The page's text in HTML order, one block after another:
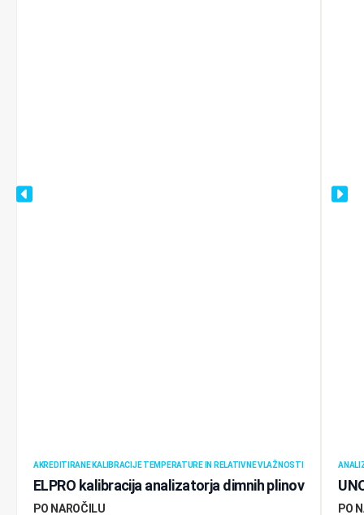
AKREDITIRANE KALIBRACIJE TEMPERATURE IN RELATIVNE VLAŽNOSTI
ELPRO kalibracija analizatorja dimnih plinov
PO NAROČILU PO